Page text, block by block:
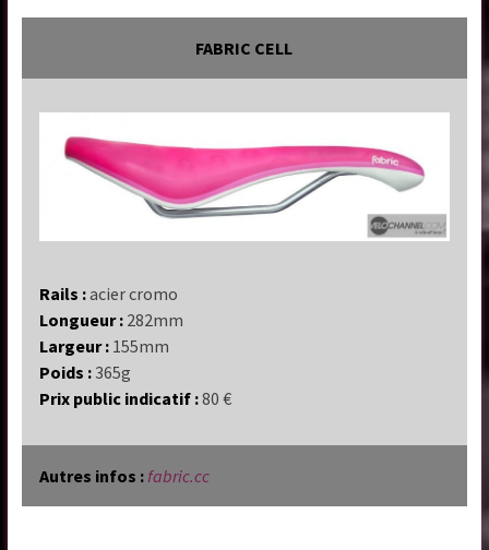
FABRIC CELL
Rails :acier cromo
Longueur : 282mm
Largeur : 155mm
Poids :365g
Prix public indicatif :80 €
Autres infos : fabric.cc